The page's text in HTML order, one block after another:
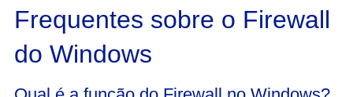
Frequentes sobre o Firewall
do Windows